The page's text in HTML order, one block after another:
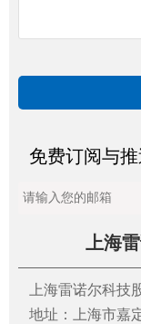
免费订阅与推
上海
上海雷诺尔科技
地址：上海市嘉